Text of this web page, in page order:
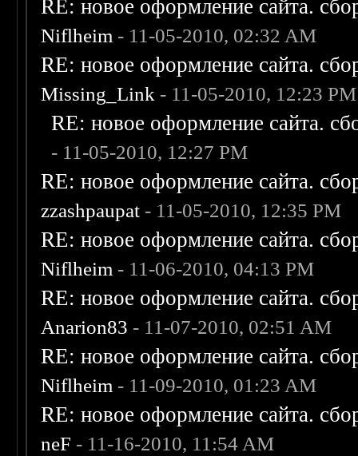
RE: новое оформление сайта.
Niflheim - 11-05-2010, 02:32 AM
RE: новое оформление сайта.
Missing_Link - 11-05-2010, 12:23 PM
RE: новое оформление сайта.
- 11-05-2010, 12:27 PM
RE: новое оформление сайта.
zzashpaupat - 11-05-2010, 12:35 PM
RE: новое оформление сайта.
Niflheim - 11-06-2010, 04:13 PM
RE: новое оформление сайта.
Anarion83 - 11-07-2010, 02:51 AM
RE: новое оформление сайта.
Niflheim - 11-09-2010, 01:23 AM
RE: новое оформление сайта.
neF - 11-16-2010, 11:54 AM